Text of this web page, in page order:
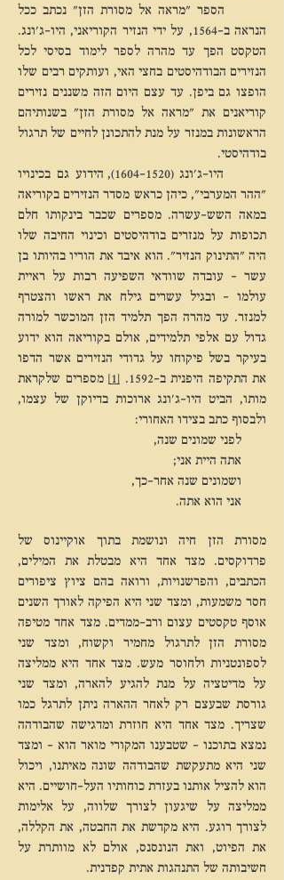
הספר "מראה אל מסורת הזן" נכתב ככל
הנראה ב-1564, על ידי הנזיר הקוריאני, היו-ג'ונג.
הטקסט הפך עד מהרה לספר לימוד בסיסי לכל
הנזירים הבודהיסטים בחצי האי, ועותקים רבים שלו
הופצו גם ביפן. עד עצם היום הזה משננים נזירים
קוריאנים את "מראה אל מסורת הזן" בשנותיהם
הראשונות במנזר על מנת להתכונן לחיים של תרגול
בודהיסטי.
היו-ג'ונג (1520–1604), הידוע גם בכינויו
"ההר המערבי", כיהן כראש מסדר הנזירים בקוריאה
במאה השש-עשרה. מספרים שכבר בינקותו חלם
תכופות על מנזרים בודהיסטים וכינוי החיבה שלו
היה "התינוק הנזיר". הוא איבד את הוריו בהיותו בן
עשר – עובדה שוודאי השפיעה רבות על ראיית
עולמו – ובגיל עשרים גילח את ראשו והצטרף
למנזר. עד מהרה הפך תלמיד הזן המוכשר למורה
גדול עם אלפי תלמידים, אולם בקוריאה הוא ידוע
בעיקר בשל פיקוחו על גדודי הנזירים אשר הדפו
את התקיפה היפנית ב-1592.
[1]
מספרים שלקראת
מותו, הביט היו-ג'ונג ארוכות בדיוקן של עצמו,
ולבסוף כתב בצידו האחורי:
לפני שמונים שנה,
אתה היית אני;
ושמונים שנה אחר-כך,
אני הוא אתה.
מסורת הזן חיה ונושמת בתוך אוקיינוס של
פרדוקסים. מצד אחד היא מבטלת את המילים,
הכתבים, והפרשנויות, ורואה בהם ציוץ ציפורים
חסר משמעות, ומצד שני היא הפיקה לאורך השנים
אוסף טקסטים עצום ורב-ממדים. מצד אחד מטיפה
מסורת הזן לתרגול מחמיר וקשוח, ומצד שני
לספונטניות ולחוסר מעש. מצד אחד היא ממליצה
על מדיטציה על מנת להגיע להארה, ומצד שני
גורסת שבעצם רק לאחר ההארה ניתן לתרגל כמו
שצריך. מצד אחד היא חוזרת ומדגישה שהבודהה
נמצא בתוכנו – שטבענו המקורי מואר הוא – ומצד
שני היא מתעקשת שהבודהה שונה מאיתנו, ויכול
הוא להציל אותנו בעזרת כוחותיו העל-חושיים. היא
ממליצה על שיגעון לצורך שלווה, על אלימות
לצורך רוגע. היא מקדשת את החבטה, את הקללה,
את הפיוט, ואת הנונסנס, אולם לא מוותרת על
חשיבותה של התנהגות אתית קפדנית.